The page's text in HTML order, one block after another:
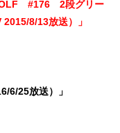
#176 2段グリー
8/13放送）」
25放送）」